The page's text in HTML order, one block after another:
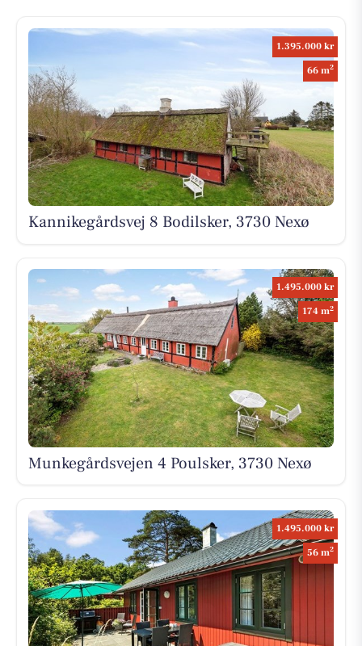
1.395.000 kr
66 m2
Kannikegårdsvej 8 Bodilsker, 3730 Nexø
1.495.000 kr
174 m2
Munkegårdsvejen 4 Poulsker, 3730 Nexø
1.495.000 kr
56 m2